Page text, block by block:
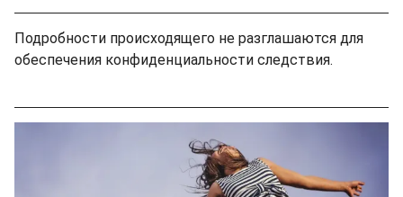
Подробности происходящего не разглашаются для
обеспечения конфиденциальности следствия.